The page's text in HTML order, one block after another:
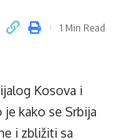
1 Min Read
Kosova i
je kako se Srbija
i zbližiti sa